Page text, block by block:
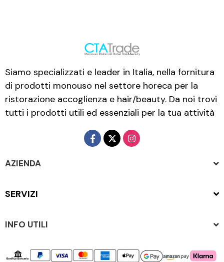
Siamo specializzati e leader in Italia, nella fornitura
di prodotti monouso nel settore horeca per la
ristorazione accoglienza e hair/beauty. Da noi trovi
tutti i prodotti utili ed essenziali per la tua attività
AZIENDA
SERVIZI
INFO UTILI